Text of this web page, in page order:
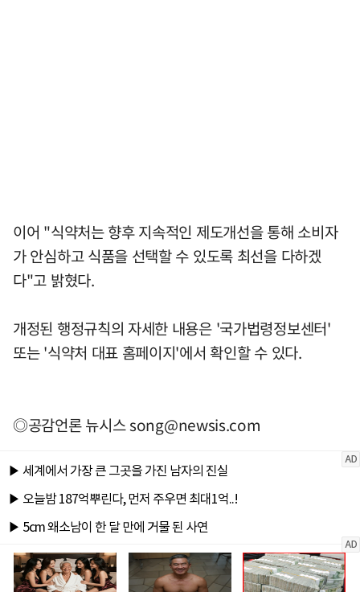
이어 "식약처는 향후 지속적인 제도개선을 통해 소비자
가 안심하고 식품을 선택할 수 있도록 최선을 다하겠
다"고 밝혔다.
개정된 행정규칙의 자세한 내용은 '국가법령정보센터'
또는 '식약처 대표 홈페이지'에서 확인할 수 있다.
◎공감언론 뉴시스song@newsis.com